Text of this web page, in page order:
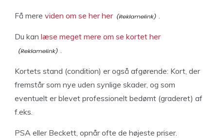
Få mere viden om se her her
Du kan læse meget mere om se kortet her
Kortets stand (condition) er også afgørende: Kort, der
fremstår som nye uden synlige skader, og som
eventuelt er blevet professionelt bedømt (graderet) af
f.eks.
PSA eller Beckett, opnår ofte de højeste priser.